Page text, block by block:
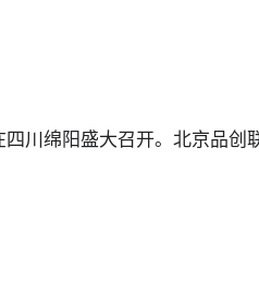
川绵阳盛大召开。北京品创